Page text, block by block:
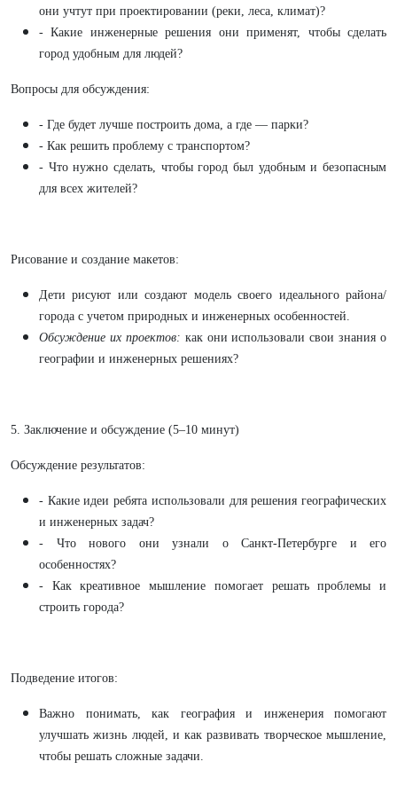
они учтут при проектировании (реки, леса, климат)?
- Какие инженерные решения они применят, чтобы сделать
город удобным для людей?
Вопросы для обсуждения:
- Где будет лучше построить дома, а где — парки?
- Как решить проблему с транспортом?
- Что нужно сделать, чтобы город был удобным и безопасным
для всех жителей?
Рисование и создание макетов:
Дети рисуют или создают модель своего идеального района/
города с учетом природных и инженерных особенностей.
Обсуждение их проектов: как они использовали свои знания о
географии и инженерных решениях?
5. Заключение и обсуждение (5–10 минут)
Обсуждение результатов:
- Какие идеи ребята использовали для решения географических
и инженерных задач?
- Что нового они узнали о Санкт-Петербурге и его
особенностях?
- Как креативное мышление помогает решать проблемы и
строить города?
Подведение итогов:
Важно понимать, как география и инженерия помогают
улучшать жизнь людей, и как развивать творческое мышление,
чтобы решать сложные задачи.